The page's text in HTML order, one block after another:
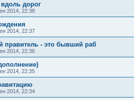
дорог
2014, 22:38
2014, 22:37
правитель - это бывший раб
2014, 22:36
2014, 22:35
2014, 22:34